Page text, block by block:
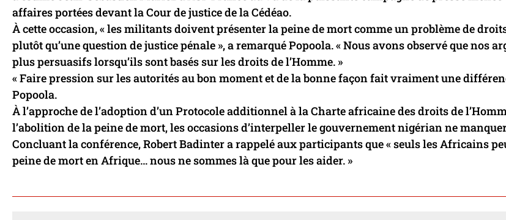
affaires portées devant la Cour de justice de la Cédéao.
À cette occasion, « les militants doivent présenter la peine de mort comme un problème de
plutôt qu’une question de justice pénale », a remarqué Popoola. « Nous avons observé que nos
plus persuasifs lorsqu’ils sont basés sur les droits de l’Homme. »
« Faire pression sur les autorités au bon moment et de la bonne façon fait vraiment une
Popoola.
À l’approche de l’adoption d’un Protocole additionnel à la Charte africaine des droits de
l’abolition de la peine de mort, les occasions d’interpeller le gouvernement nigérian ne
Concluant la conférence, Robert Badinter a rappelé aux participants que « seuls les Africains
peine de mort en Afrique… nous ne sommes là que pour les aider. »